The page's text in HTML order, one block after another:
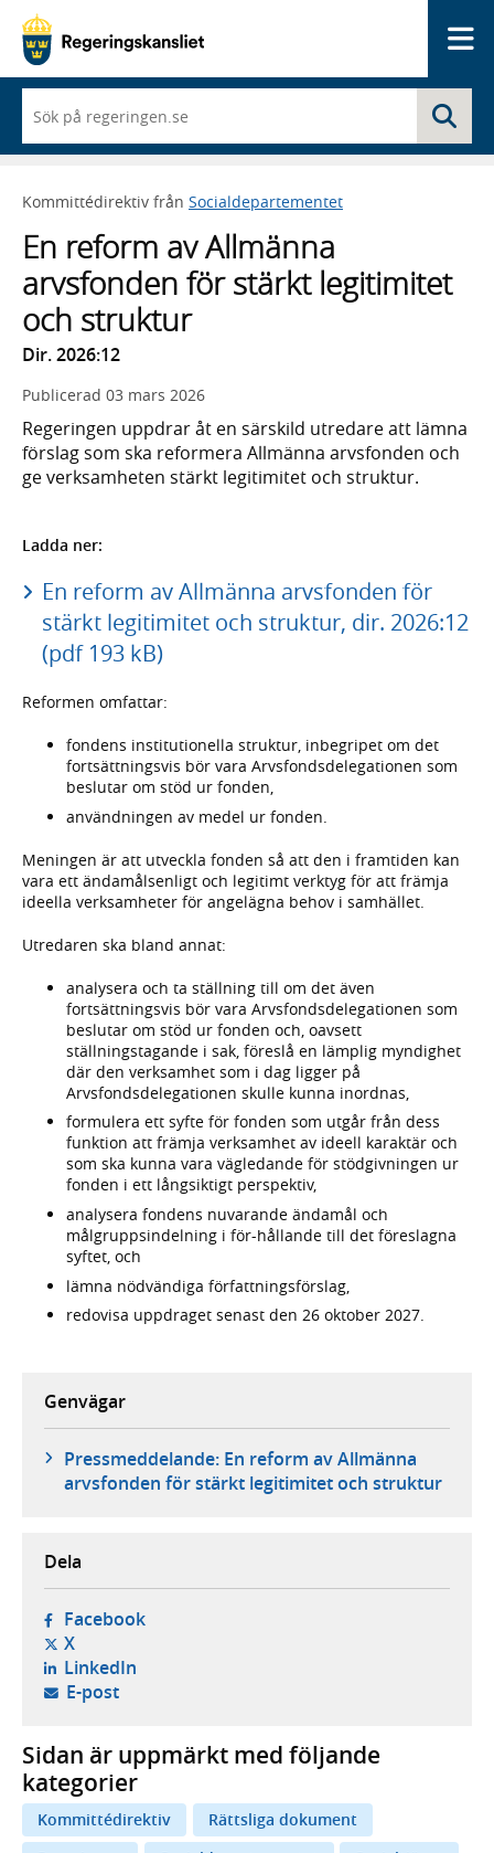
du
börjar
skriva
framträder
lista
med
sökförslag
Kommittédirektiv från Socialdepartementet
En reform av Allmänna
arvsfonden för stärkt legitimitet
och struktur
Dir. 2026:12
Publicerad 03 mars 2026
Regeringen uppdrar åt en särskild utredare att lämna
förslag som ska reformera Allmänna arvsfonden och
ge verksamheten stärkt legitimitet och struktur.
Ladda ner:
En reform av Allmänna arvsfonden för
stärkt legitimitet och struktur, dir. 2026:12
(pdf 193 kB)
Reformen omfattar:
fondens institutionella struktur, inbegripet om det
fortsättningsvis bör vara Arvsfondsdelegationen som
beslutar om stöd ur fonden,
användningen av medel ur fonden.
Meningen är att utveckla fonden så att den i framtiden kan
vara ett ändamålsenligt och legitimt verktyg för att främja
ideella verksamheter för angelägna behov i samhället.
Utredaren ska bland annat:
analysera och ta ställning till om det även
fortsättningsvis bör vara Arvsfondsdelegationen som
beslutar om stöd ur fonden och, oavsett
ställningstagande i sak, föreslå en lämplig myndighet
där den verksamhet som i dag ligger på
Arvsfondsdelegationen skulle kunna inordnas,
formulera ett syfte för fonden som utgår från dess
funktion att främja verksamhet av ideell karaktär och
som ska kunna vara vägledande för stödgivningen ur
fonden i ett långsiktigt perspektiv,
analysera fondens nuvarande ändamål och
målgruppsindelning i för-hållande till det föreslagna
syftet, och
lämna nödvändiga författningsförslag,
redovisa uppdraget senast den 26 oktober 2027.
Genvägar
Pressmeddelande: En reform av Allmänna
arvsfonden för stärkt legitimitet och struktur
Dela
Facebook- öppnas i ny flik, extern webbplats,
X- öppnas i ny flik, extern webbplats,
LinkedIn- öppnas i ny flik, extern webbplats,
E-post- öppnar din e-postklient,
Sidan är uppmärkt med följande
kategorier
Kommittédirektiv
Rättsliga dokument